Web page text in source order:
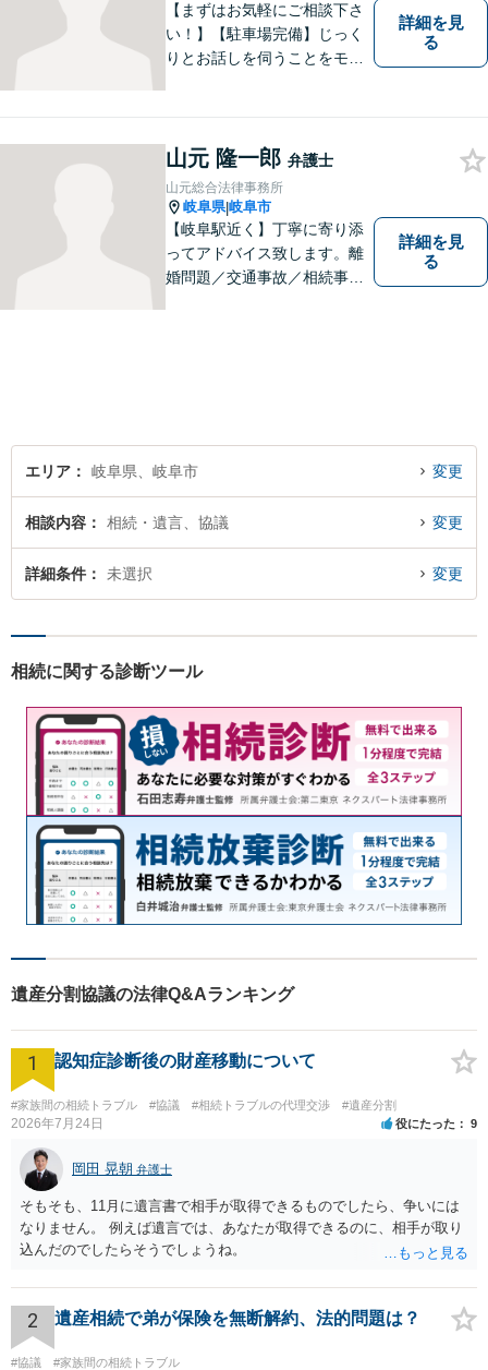
【まずはお気軽にご相談下さ
い！】【駐車場完備】じっく
りとお話しを伺うことをモッ
詳細を見
る
山元 隆一郎 弁護士
山元総合法律事務所
岐阜県|岐阜市
【岐阜駅近く】丁寧に寄り添
ってアドバイス致します。離
婚問題／交通事故／相続事件
詳細を見
る
エリア 岐阜県、岐阜市 変更
相談内容 相続・遺言、協議 変更
詳細条件 未選択 変更
相続に関する診断ツール
遺産分割協議の法律Q&Aランキング
1 認知症診断後の財産移動について
#家族間の相続トラブル #協議 #相続トラブルの代理交渉 #遺産分割
2026年7月24日 役にたった 9
岡田 晃朝 弁護士
そもそも、11月に遺言書で相手が取得できるものでしたら、争いには
なりません。 例えば遺言では、あなたが取得できるのに、相手が取り
込んだのでしたらそうでしょうね。
2 遺産相続で弟が保険を無断解約、法的問題は？
#協議 #家族間の相続トラブル